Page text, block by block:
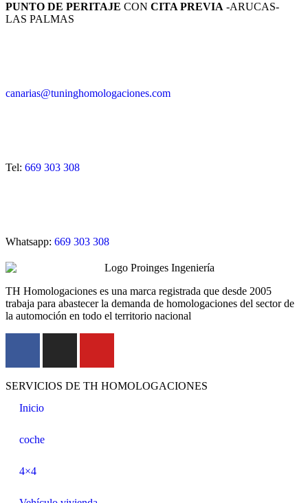
PUNTO DE PERITAJE CON CITA PREVIA -ARUCAS-
LAS PALMAS
canarias@tuninghomologaciones.com
Tel: 669 303 308
Whatsapp: 669 303 308
TH Homologaciones es una marca registrada que desde 2005
trabaja para abastecer la demanda de homologaciones del sector de
la automoción en todo el territorio nacional
SERVICIOS DE TH HOMOLOGACIONES
Inicio
coche
4×4